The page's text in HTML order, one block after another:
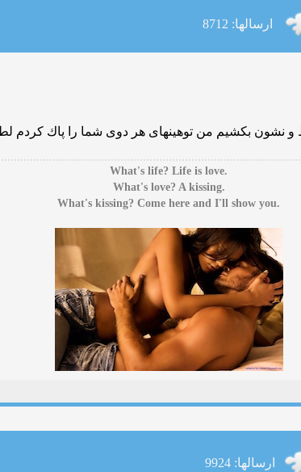
ارسالها: 8712
نشون بكشیم من توهینهای هر دوی شما را پاك كردم
.What's life? Life is love
.What's love? A kissing
.What's kissing? Come here and I'll show you
ارسالها: 9924